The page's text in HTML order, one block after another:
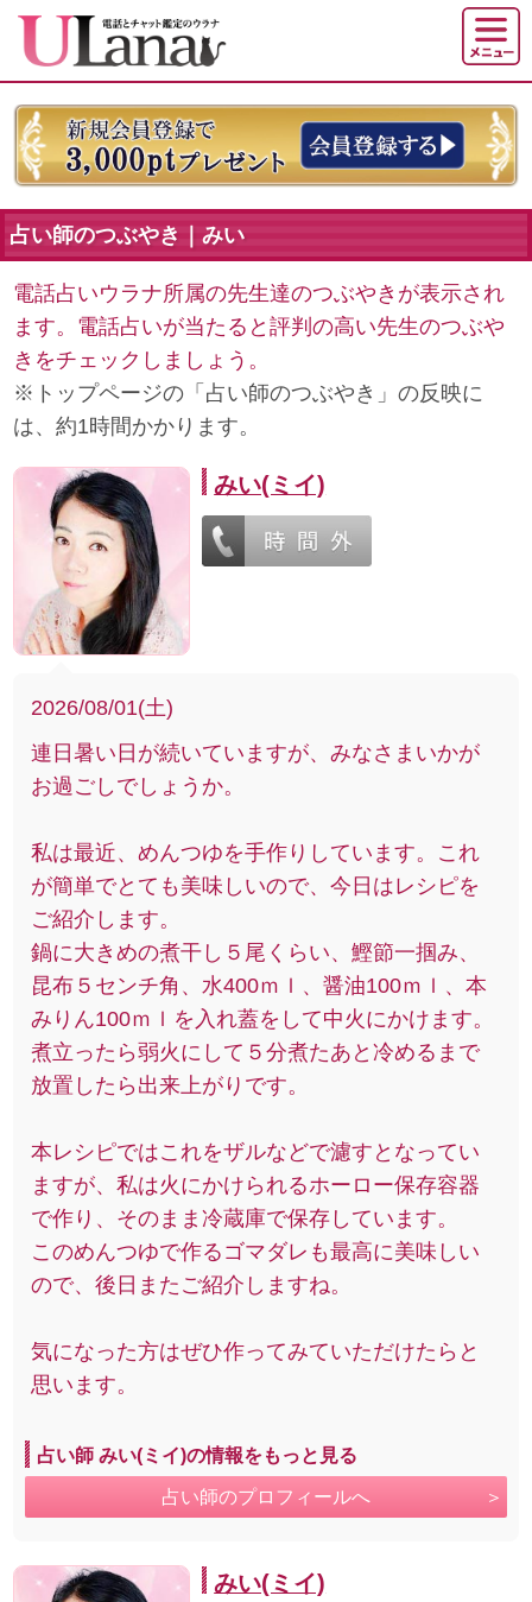
占い師のつぶやき｜みい
電話占いウラナ所属の先生達のつぶやきが表示され
ます。電話占いが当たると評判の高い先生のつぶや
きをチェックしましょう。
※トップページの「占い師のつぶやき」の反映に
は、約1時間かかります。
みい(ミイ)
2026/08/01(土)
連日暑い日が続いていますが、みなさまいかが
お過ごしでしょうか。
私は最近、めんつゆを手作りしています。これ
が簡単でとても美味しいので、今日はレシピを
ご紹介します。
鍋に大きめの煮干し５尾くらい、鰹節一掴み、
昆布５センチ角、水400ｍｌ、醤油100ｍｌ、本
みりん100ｍｌを入れ蓋をして中火にかけます。
煮立ったら弱火にして５分煮たあと冷めるまで
放置したら出来上がりです。
本レシピではこれをザルなどで濾すとなってい
ますが、私は火にかけられるホーロー保存容器
で作り、そのまま冷蔵庫で保存しています。
このめんつゆで作るゴマダレも最高に美味しい
ので、後日またご紹介しますね。
気になった方はぜひ作ってみていただけたらと
思います。
占い師 みい(ミイ)の情報をもっと見る
占い師のプロフィールへ
みい(ミイ)